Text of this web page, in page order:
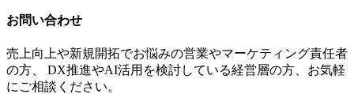
お問い合わせ
売上向上や新規開拓でお悩みの営業やマーケティング責任者
の方、 DX推進やAI活用を検討している経営層の方、お気軽
にご相談ください。